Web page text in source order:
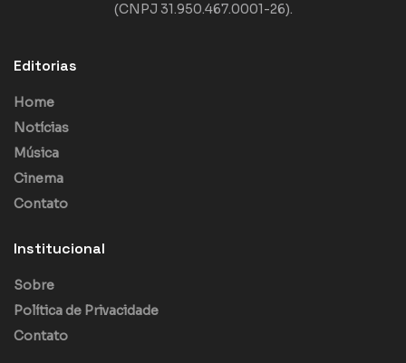
(CNPJ 31.950.467.0001-26).
Editorias
Home
Notícias
Música
Cinema
Contato
Institucional
Sobre
Política de Privacidade
Contato